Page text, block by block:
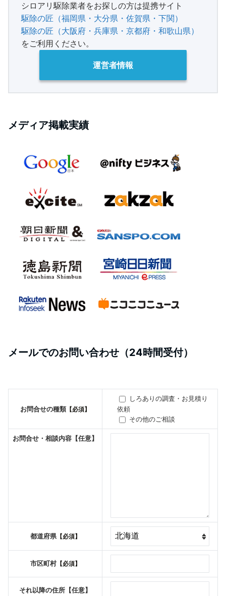
シロアリ駆除業者をお探しの方は提携サイト
駆除の匠（福岡県・大分県・佐賀県・下関）
駆除の匠（大阪府・兵庫県・京都府・和歌山県）
をご利用ください。
運営者情報
メディア掲載実績
メールでのお問い合わせ（24時間受付）
お問合せの種類【必須】
しろありの調査・お見積り
依頼
その他のご相談
お問合せ・相談内容 【任意】
都道府県【必須】
市区町村【必須】
それ以降の住所 【任意】